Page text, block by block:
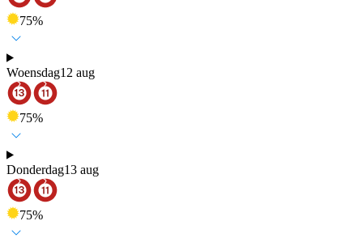
75%
Woensdag12 aug
75%
Donderdag13 aug
75%